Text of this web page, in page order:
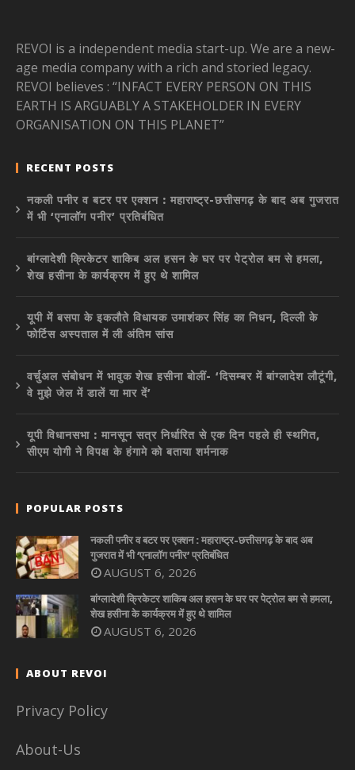
REVOI is a independent media start-up. We are a new-
age media company with a rich and storied legacy.
REVOI believes : “INFACT EVERY PERSON ON THIS
EARTH IS ARGUABLY A STAKEHOLDER IN EVERY
ORGANISATION ON THIS PLANET”
RECENT POSTS
नकली पनीर व बटर पर एक्शन : महाराष्ट्र-छत्तीसगढ़ के बाद अब गुजरात
में भी ‘एनालॉग पनीर’ प्रतिबंधित
बांग्लादेशी क्रिकेटर शाकिब अल हसन के घर पर पेट्रोल बम से हमला,
शेख हसीना के कार्यक्रम में हुए थे शामिल
यूपी में बसपा के इकलौते विधायक उमाशंकर सिंह का निधन, दिल्ली के
फोर्टिस अस्पताल में ली अंतिम सांस
वर्चुअल संबोधन में भावुक शेख हसीना बोलीं- ‘दिसम्बर में बांग्लादेश लौटूंगी,
वे मुझे जेल में डालें या मार दें’
यूपी विधानसभा : मानसून सत्र निर्धारित से एक दिन पहले ही स्थगित,
सीएम योगी ने विपक्ष के हंगामे को बताया शर्मनाक
POPULAR POSTS
नकली पनीर व बटर पर एक्शन : महाराष्ट्र-छत्तीसगढ़ के बाद अब
गुजरात में भी ‘एनालॉग पनीर’ प्रतिबंधित
AUGUST 6, 2026
बांग्लादेशी क्रिकेटर शाकिब अल हसन के घर पर पेट्रोल बम से हमला,
शेख हसीना के कार्यक्रम में हुए थे शामिल
AUGUST 6, 2026
ABOUT REVOI
Privacy Policy
About-Us